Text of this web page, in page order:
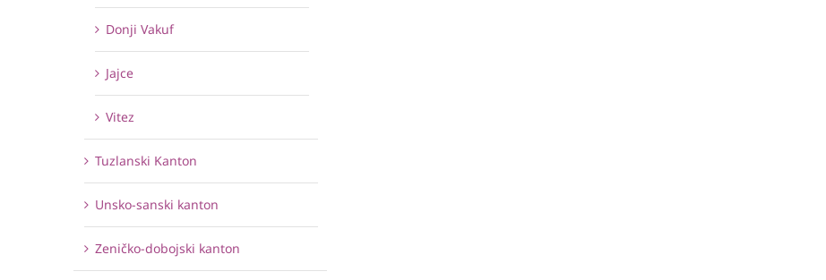
Donji Vakuf
Jajce
Vitez
Tuzlanski Kanton
Unsko-sanski kanton
Zeničko-dobojski kanton